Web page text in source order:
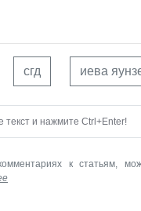
сгд иева
и нажмите Ctrl+Enter!
к статьям,